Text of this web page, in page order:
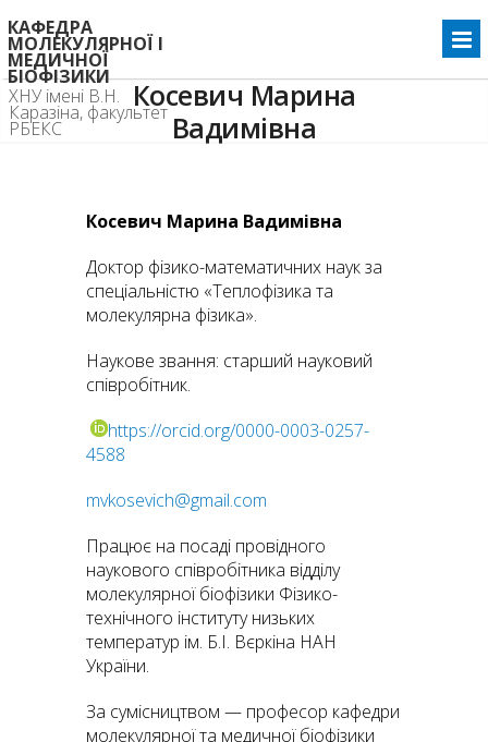
КАФЕДРА
МОЛЕКУЛЯРНОЇ І
МЕДИЧНОЇ
БІОФІЗИКИ
ХНУ імені В.Н.
Каразіна, факультет
РБЕКС
Косевич Марина
Вадимівна
Косевич Марина Вадимівна
Доктор фізико-математичних наук за
спеціальністю «Теплофізика та
молекулярна фізика».
Наукове звання: старший науковий
співробітник.
https://orcid.org/0000-0003-0257-
4588
mvkosevich@gmail.com
Працює на посаді провідного
наукового співробітника відділу
молекулярної біофізики Фізико-
технічного інституту низьких
температур ім. Б.І. Вєркіна НАН
України.
За сумісництвом — професор кафедри
молекулярної та медичної біофізики